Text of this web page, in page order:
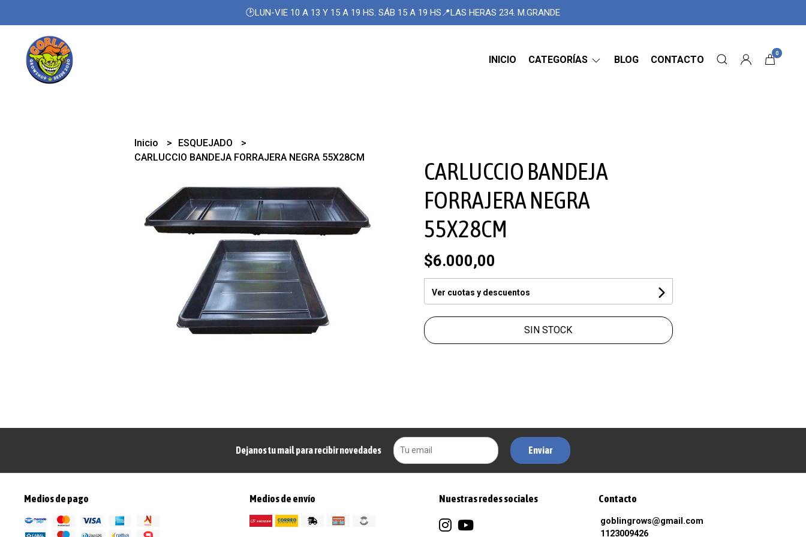
🕑LUN-VIE 10 A 13 Y 15 A 19 HS. SÁB 15 A 19 HS📍LAS HERAS 234. M.GRANDE
INICIO CATEGORÍAS BLOG CONTACTO
0
Inicio
ESQUEJADO
CARLUCCIO BANDEJA FORRAJERA NEGRA 55X28CM
CARLUCCIO BANDEJA
FORRAJERA NEGRA
55X28CM
$6.000,00
Ver cuotas y descuentos
SIN STOCK
Dejanos tu mail para recibir novedades Enviar
Medios de pago Medios de envío Nuestras redes sociales Contacto
goblingrows@gmail.com
1123009426